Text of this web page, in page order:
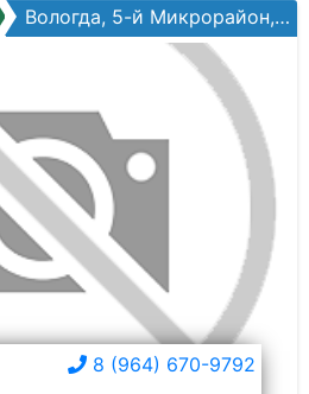
Вологда, 5-й Микрорайон, Маршала Конева ул, №20б
8 (964) 670-9792